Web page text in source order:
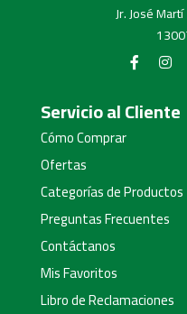
Servicio al Cliente
Cómo Comprar
Ofertas
Categorías de Productos
Preguntas Frecuentes
Contáctanos
Mis Favoritos
Libro de Reclamaciones
Jr. José